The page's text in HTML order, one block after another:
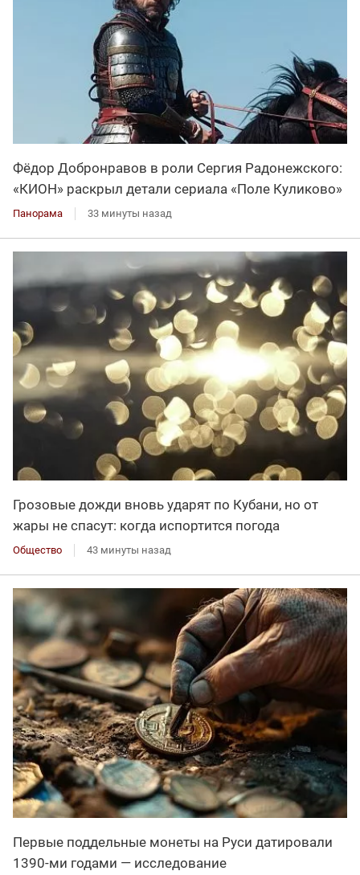
Фёдор Добронравов в роли Сергия Радонежского:
«КИОН» раскрыл детали сериала «Поле Куликово»
Панорама 33 минуты назад
Грозовые дожди вновь ударят по Кубани, но от
жары не спасут: когда испортится погода
Общество 43 минуты назад
Первые поддельные монеты на Руси датировали
1390-ми годами — исследование